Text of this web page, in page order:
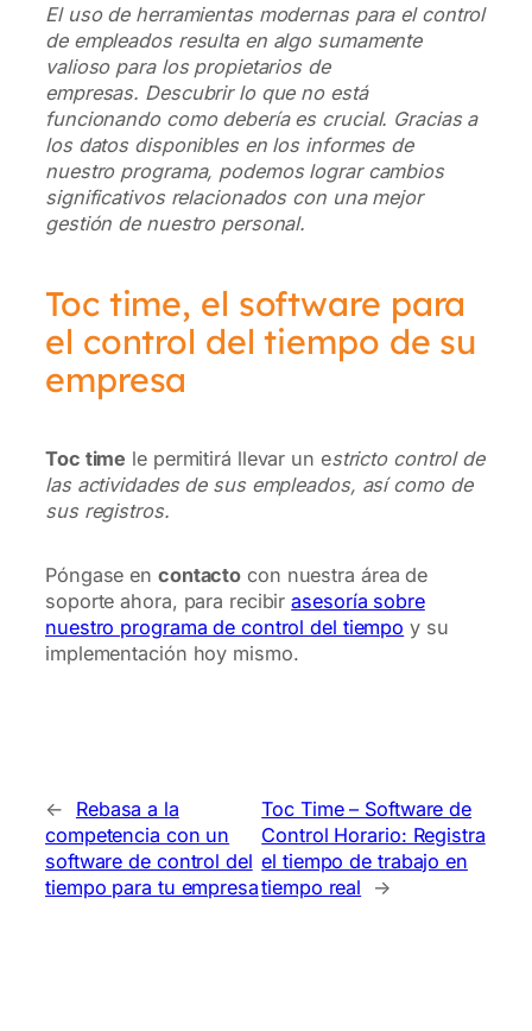
El uso de herramientas modernas para el control
de empleados resulta en algo sumamente
valioso para los propietarios de
empresas. Descubrir lo que no está
funcionando como debería es crucial. Gracias a
los datos disponibles en los informes de
nuestro programa, podemos lograr cambios
significativos relacionados con una mejor
gestión de nuestro personal.
Toc time, el software para
el control del tiempo de su
empresa
Toc time le permitirá llevar un estricto control de
las actividades de sus empleados, así como de
sus registros.
Póngase en contacto con nuestra área de
soporte ahora, para recibirasesoría sobre
nuestro programa de control del tiempo y su
implementación hoy mismo.
←
Rebasa a la
competencia con un
software de control del
tiempo para tu empresa
Toc Time – Software de
Control Horario: Registra
el tiempo de trabajo en
tiempo real
→